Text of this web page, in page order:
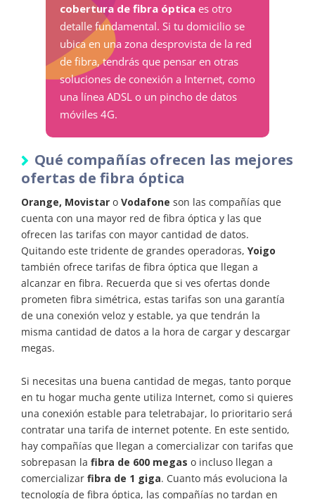
cobertura de fibra óptica es otro
detalle fundamental. Si tu domicilio se
ubica en una zona desprovista de la red
de fibra, tendrás que pensar en otras
soluciones de conexión a Internet, como
una línea ADSL o un pincho de datos
móviles 4G.
Qué compañías ofrecen las mejores
ofertas de fibra óptica
Orange, Movistar o Vodafone son las compañías que
cuenta con una mayor red de fibra óptica y las que
ofrecen las tarifas con mayor cantidad de datos.
Quitando este tridente de grandes operadoras, Yoigo
también ofrece tarifas de fibra óptica que llegan a
alcanzar en fibra. Recuerda que si ves ofertas donde
prometen fibra simétrica, estas tarifas son una garantía
de una conexión veloz y estable, ya que tendrán la
misma cantidad de datos a la hora de cargar y descargar
megas.
Si necesitas una buena cantidad de megas, tanto porque
en tu hogar mucha gente utiliza Internet, como si quieres
una conexión estable para teletrabajar, lo prioritario será
contratar una tarifa de internet potente. En este sentido,
hay compañías que llegan a comercializar con tarifas que
sobrepasan la fibra de 600 megas o incluso llegan a
comercializar fibra de 1 giga. Cuanto más evoluciona la
tecnología de fibra óptica, las compañías no tardan en